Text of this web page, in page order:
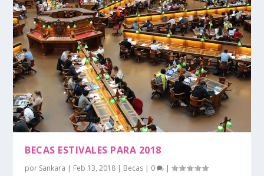
BECAS ESTIVALES PARA 2018
por Sankara | Feb 13, 2018 | Becas | 0 |